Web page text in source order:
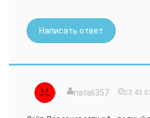
Написать ответ
natali357 23:43